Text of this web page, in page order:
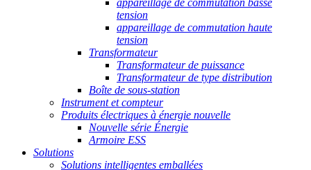
appareillage de commutation basse
tension
appareillage de commutation haute
tension
Transformateur
Transformateur de puissance
Transformateur de type distribution
Boîte de sous-station
Instrument et compteur
Produits électriques à énergie nouvelle
Nouvelle série Énergie
Armoire ESS
Solutions
Solutions intelligentes emballées